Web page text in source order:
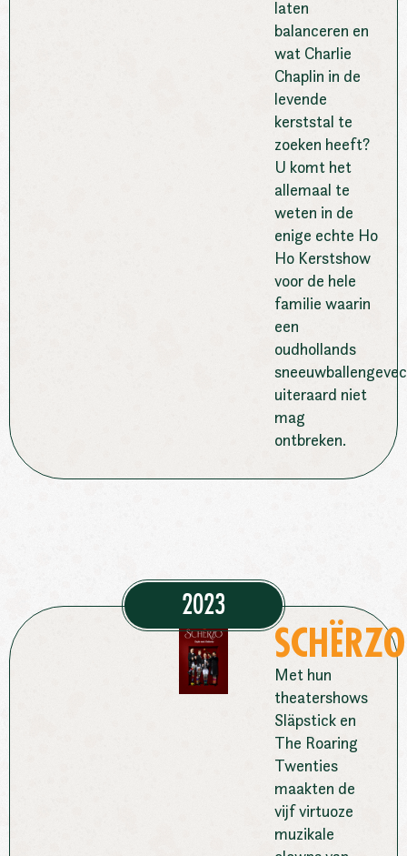
laten
balanceren en
wat Charlie
Chaplin in de
levende
kerststal te
zoeken heeft?
U komt het
allemaal te
weten in de
enige echte Ho
Ho Kerstshow
voor de hele
familie waarin
een
oudhollands
uiteraard niet
mag
ontbreken.
2023
SCHËRZO
Met hun
theatershows
Släpstick en
The Roaring
Twenties
maakten de
vijf virtuoze
muzikale